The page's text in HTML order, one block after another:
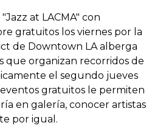
at LACMA" con
gratuitos los viernes por la
de Downtown LA alberga
que organizan recorridos de
el segundo jueves
eventos gratuitos le permiten
en galería, conocer artistas
por igual.